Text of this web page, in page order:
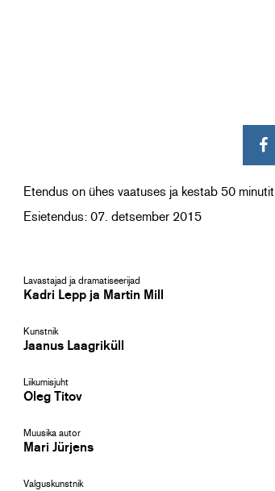
Etendus on ühes vaatuses ja kestab 50 minutit.
Esietendus: 07. detsember 2015
Lavastajad ja dramatiseerijad
Kadri Lepp ja Martin Mill
Kunstnik
Jaanus Laagriküll
Liikumisjuht
Oleg Titov
Muusika autor
Mari Jürjens
Valguskunstnik